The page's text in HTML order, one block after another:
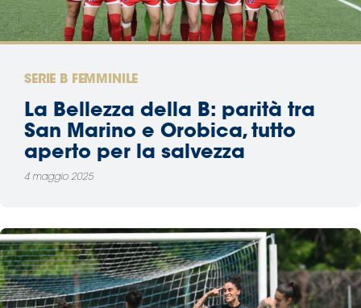
SERIE B FEMMINILE
La Bellezza della B: parità tra
San Marino e Orobica, tutto
aperto per la salvezza
4 maggio 2025